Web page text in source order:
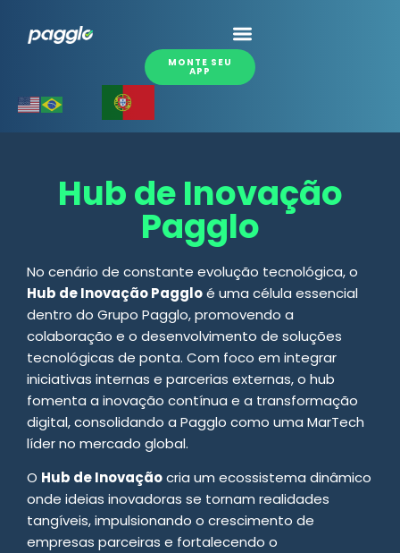
MONTE SEU
APP
Hub de Inovação
Pagglo
No cenário de constante evolução tecnológica, o
Hub de Inovação Paggloé uma célula essencial
dentro do Grupo Pagglo, promovendo a
colaboração e o desenvolvimento de soluções
tecnológicas de ponta. Com foco em integrar
iniciativas internas e parcerias externas, o hub
fomenta a inovação contínua e a transformação
digital, consolidando a Pagglo como uma MarTech
líder no mercado global.
O Hub de Inovaçãocria um ecossistema dinâmico
onde ideias inovadoras se tornam realidades
tangíveis, impulsionando o crescimento de
empresas parceiras e fortalecendo o